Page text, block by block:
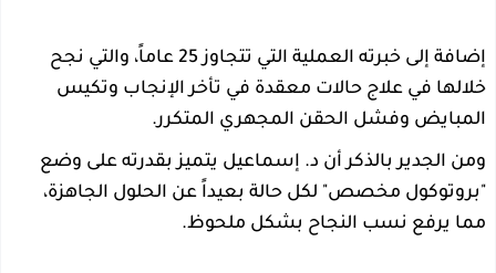
إضافة إلى خبرته العملية التي تتجاوز 25 عاماً، والتي نجح
خلالها في علاج حالات معقدة في تأخر الإنجاب وتكيس
المبايض وفشل الحقن المجهري المتكرر.
ومن الجدير بالذكر أن د. إسماعيل يتميز بقدرته على وضع
"بروتوكول مخصص" لكل حالة بعيداً عن الحلول الجاهزة،
مما يرفع نسب النجاح بشكل ملحوظ.